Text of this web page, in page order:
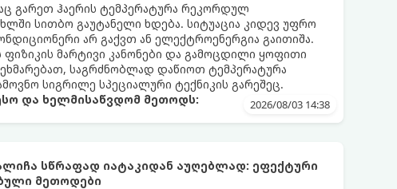
გარეთ ჰაერის ტემპერატურა რეკორდულ
სითბო გაუტანელი ხდება. სიტუაცია კიდევ უფრო
არ გაქვთ ან ელექტროენერგია გაითიშა.
მარტივი კანონები და გამოცდილი ყოფითი
საგრძნობლად დაწიოთ ტემპერატურა
სიგრილე სპეციალური ტექნიკის გარეშეც.
და ხელმისაწვდომ მეთოდს:
2026/08/03 14:38
სწრაფად იატაკიდან აუღებლად: ეფექტური
მეთოდები